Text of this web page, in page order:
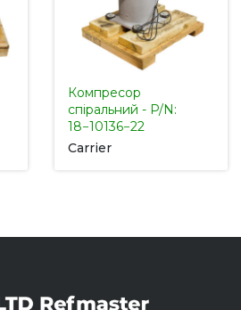
Компресор
спіральний - P/N:
18−10136−22
Carrier